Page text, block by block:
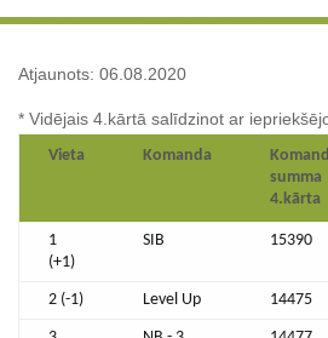
Atjaunots: 06.08.2020
* Vidējais 4.kārtā salīdzinot ar
Vieta Komanda
summa
4.kārta
1
(+1)
SIB 15390
2 (-1) Level Up 14475